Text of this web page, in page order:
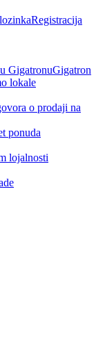
Registracija
GigatronuGigatron
lokale
o prodaji na
ponuda
lojalnosti